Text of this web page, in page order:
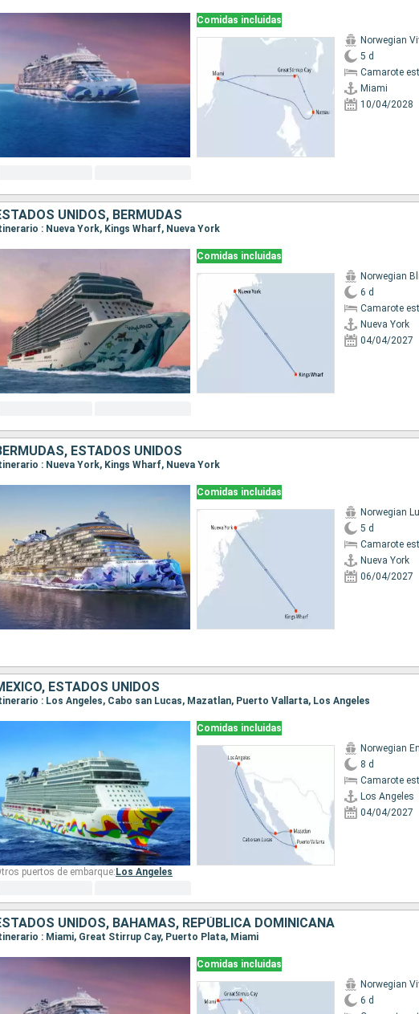
Comidas incluidas
Norwegian
5 d
Camarote
Miami
10/04/2028
UNIDOS, BERMUDAS
: Nueva York, Kings Wharf, Nueva York
Comidas incluidas
Norwegian
6 d
Camarote
Nueva York
04/04/2027
ESTADOS UNIDOS
: Nueva York, Kings Wharf, Nueva York
Comidas incluidas
Norwegian
5 d
Camarote
Nueva York
06/04/2027
ESTADOS UNIDOS
: Los Angeles, Cabo san Lucas, Mazatlan, Puerto Vallarta, Los Angeles
Comidas incluidas
Norwegian
8 d
Camarote
Los Angeles
04/04/2027
puertos de embarque: Los Angeles
UNIDOS, BAHAMAS, REPÚBLICA DOMINICANA
: Miami, Great Stirrup Cay, Puerto Plata, Miami
Comidas incluidas
Norwegian
6 d